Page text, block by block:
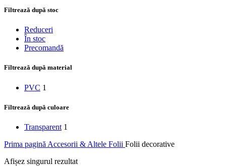
Filtrează după stoc
Reduceri
În stoc
Precomandă
Filtrează după material
PVC 1
Filtrează după culoare
Transparent 1
Prima pagină Accesorii & Altele Folii Folii decorative
Afișez singurul rezultat